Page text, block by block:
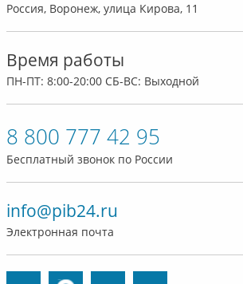
Россия, Воронеж, улица Кирова, 11
Время работы
ПН-ПТ: 8:00-20:00 СБ-ВС: Выходной
8 800 777 42 95
Бесплатный звонок по России
info@pib24.ru
Электронная почта